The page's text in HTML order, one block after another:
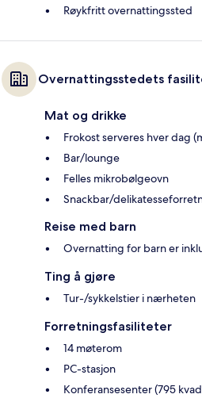
Røykfritt overnattingssted
Overnattingsstedets
Mat og drikke
Frokost serveres hver dag
Bar/lounge
Felles mikrobølgeovn
Snackbar/
Reise med barn
Overnatting for barn er
Ting å gjøre
Tur-/sykkelstier i nærheten
Forretningsfasiliteter
14 møterom
PC-stasjon
Konferansesenter (795